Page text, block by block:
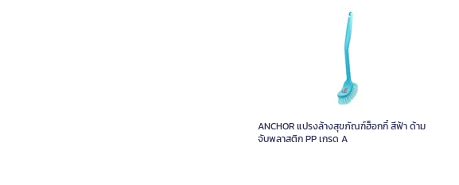
ANCHOR แปรงล้างสุขภัณฑ์ฮ็อกกี้ สีฟ้า ด้าม
จับพลาสติก PP เกรด A